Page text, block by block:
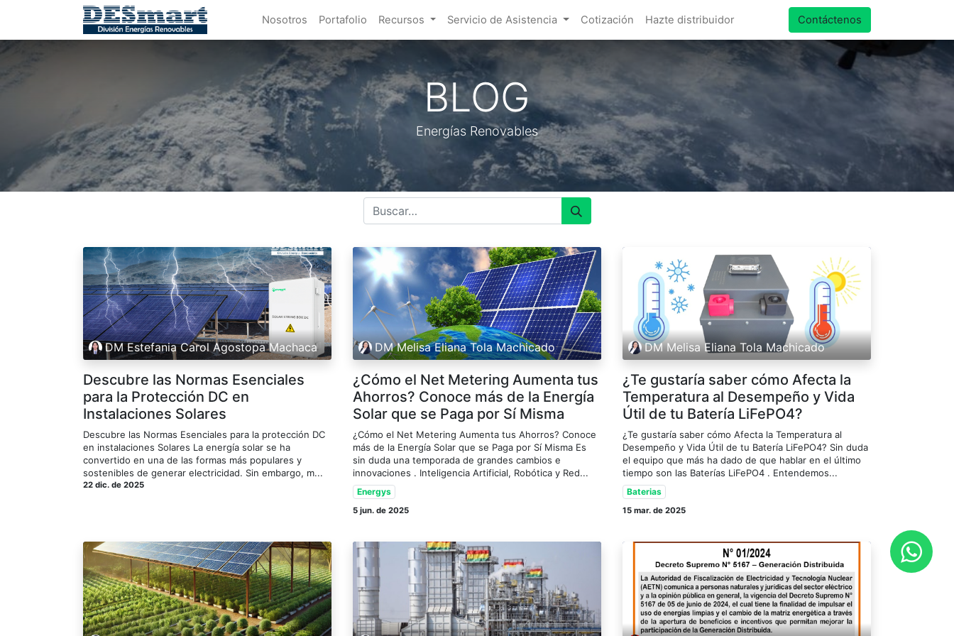
Nosotros Portafolio Recursos Servicio de Asistencia Cotización Hazte distribuidor Contáctenos
BLOG
Energías Renovables
DM Estefania Carol Agostopa Machaca
Descubre las Normas Esenciales
para la Protección DC en
Instalaciones Solares
Descubre las Normas Esenciales para la protección DC
en instalaciones Solares La energía solar se ha
convertido en una de las formas más populares y
sostenibles de generar electricidad. Sin embargo, m...
22 dic. de 2025
DM Melisa Eliana Tola Machicado
¿Cómo el Net Metering Aumenta tus
Ahorros? Conoce más de la Energía
Solar que se Paga por Sí Misma
¿Cómo el Net Metering Aumenta tus Ahorros? Conoce
más de la Energía Solar que se Paga por Sí Misma Es
sin duda una temporada de grandes cambios e
innovaciones . Inteligencia Artificial, Robótica y Red...
Energys
5 jun. de 2025
DM Melisa Eliana Tola Machicado
¿Te gustaría saber cómo Afecta la
Temperatura al Desempeño y Vida
Útil de tu Batería LiFePO4?
¿Te gustaría saber cómo Afecta la Temperatura al
Desempeño y Vida Útil de tu Batería LiFePO4? Sin duda
el equipo que más ha dado de que hablar en el último
tiempo son las Baterías LiFePO4 . Entendemos...
Baterias
15 mar. de 2025